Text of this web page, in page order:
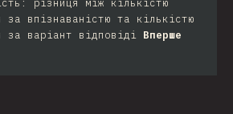
різниця між кількістю
за впізнаваністю та кількістю
за варіант відповіді Вперше